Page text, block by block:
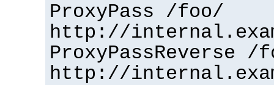
ProxyPass /foo/
http://
ProxyPassReverse /
http://